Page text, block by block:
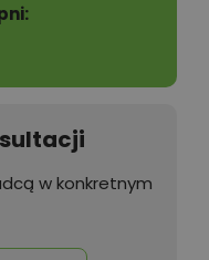
w konkretnym